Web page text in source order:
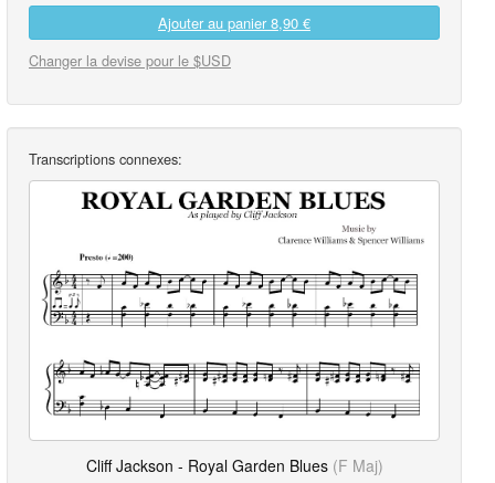
Ajouter au panier8,90 €
Changer la devise pour le $USD
Transcriptions connexes:
Cliff Jackson - Royal Garden Blues (F Maj)